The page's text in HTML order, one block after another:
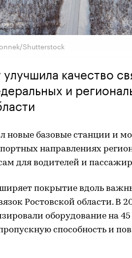
Shutterstock
качество
и
новые базовые станции и
направлениях
для водителей и
покрытие вдоль
Ростовской области. В
оборудование на 45
способность и